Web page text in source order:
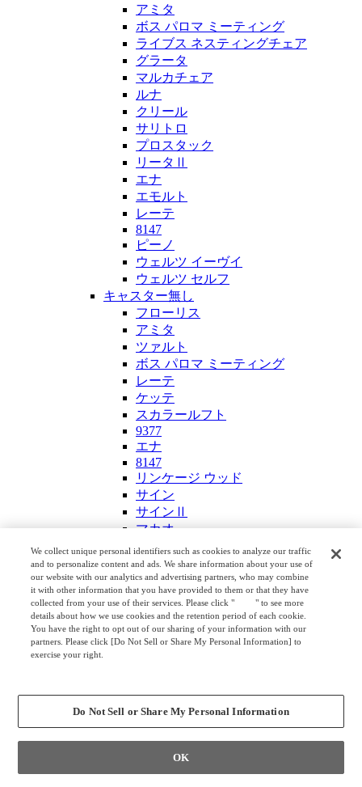
アミタ
ボス パロマ ミーティング
ライブス ネスティングチェア
グラータ
マルカチェア
ルナ
クリール
サリトロ
プロスタック
リータⅡ
エナ
エモルト
レーテ
8147
ピーノ
ウェルツ イーヴイ
ウェルツ セルフ
キャスター無し
フローリス
アミタ
ツァルト
ボス パロマ ミーティング
レーテ
ケッテ
スカラールフト
9377
エナ
8147
リンケージ ウッド
サイン
サインⅡ
マカオ
ライブス フォールディングチェア
ルネッタ
8148
ピーノ
8117
スツール
ピルエット
エノッツ ミニマルチェア
MS46スツール
ラピリ
ワークキャリアー
スツール（シルバー脚）
カフェ・ラウンジチェア
We collect unique personal identifiers such as cookies to analyze our traffic
and to personalize content and ads. We share information about your use of
our website with our analytics and advertising partners, who may combine
it with other information that you have provided to them or that they have
collected from your use of their services. Please click "
here" to see more
details about how we use cookies and the retention period of each cookie.
You have the right to opt out of our sharing of your information with our
partners. Please click [Do Not Sell or Share My Personal Information] to
exercise your right.
Do Not Sell or Share My Personal Information
OK